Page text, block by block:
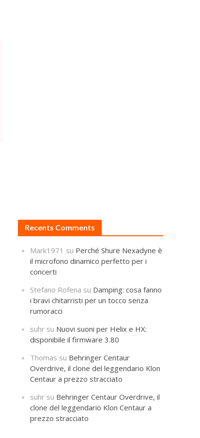
Recents Comments
Mark1971 su Perché Shure Nexadyne è
il microfono dinamico perfetto per i
concerti
Stefano Rofena su Damping: cosa fanno
i bravi chitarristi per un tocco senza
rumoracci
suhr su Nuovi suoni per Helix e HX:
disponibile il firmware 3.80
Thomas su Behringer Centaur
Overdrive, il clone del leggendario Klon
Centaur a prezzo stracciato
suhr su Behringer Centaur Overdrive, il
clone del leggendario Klon Centaur a
prezzo stracciato